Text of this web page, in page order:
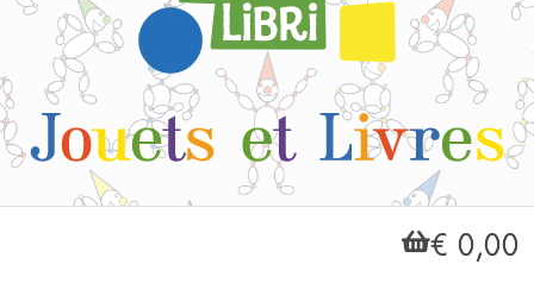
€ 0,00